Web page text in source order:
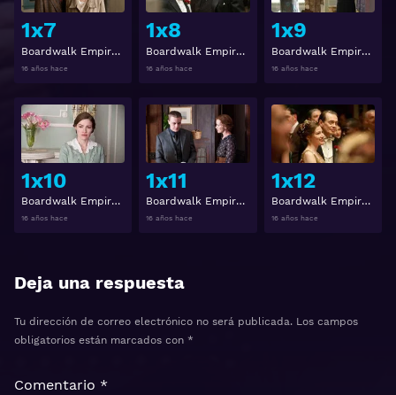
1x7
Boardwalk Empire 1x7
16 años hace
1x8
Boardwalk Empire 1x8
16 años hace
1x9
Boardwalk Empire 1x9
16 años hace
1x10
Boardwalk Empire 1x10
16 años hace
Ver
1x11
Boardwalk Empire 1x11
16 años hace
Ver
1x12
Boardwalk Empire 1x12
16 años hace
Deja una respuesta
Tu dirección de correo electrónico no será publicada. Los campos
obligatorios están marcados con *
Comentario *